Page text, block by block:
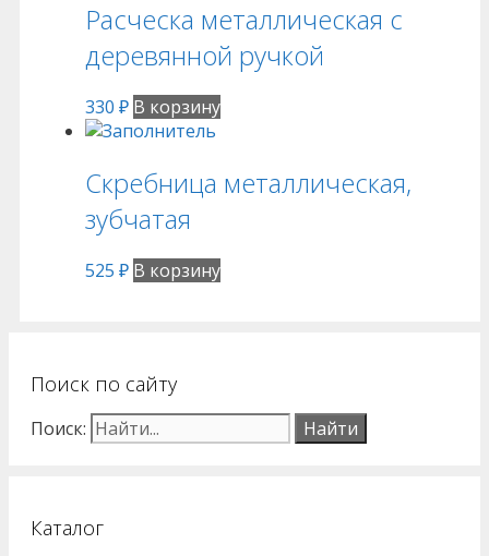
Расческа металлическая с
деревянной ручкой
330 ₽ В корзину
Скребница металлическая,
зубчатая
525 ₽ В корзину
Поиск по сайту
Поиск:
Каталог